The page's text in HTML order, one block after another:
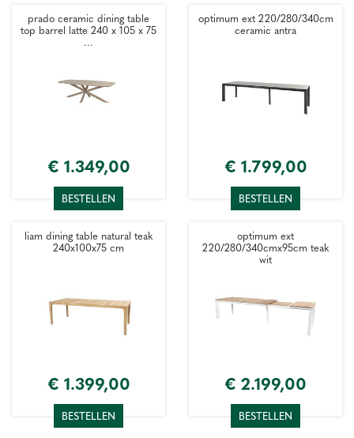
prado ceramic dining table
top barrel latte 240 x 105 x 75
…
€ 1.349,00
BESTELLEN
optimum ext 220/280/340cm
ceramic antra
€ 1.799,00
BESTELLEN
liam dining table natural teak
240x100x75 cm
€ 1.399,00
BESTELLEN
optimum ext
220/280/340cmx95cm teak
wit
€ 2.199,00
BESTELLEN